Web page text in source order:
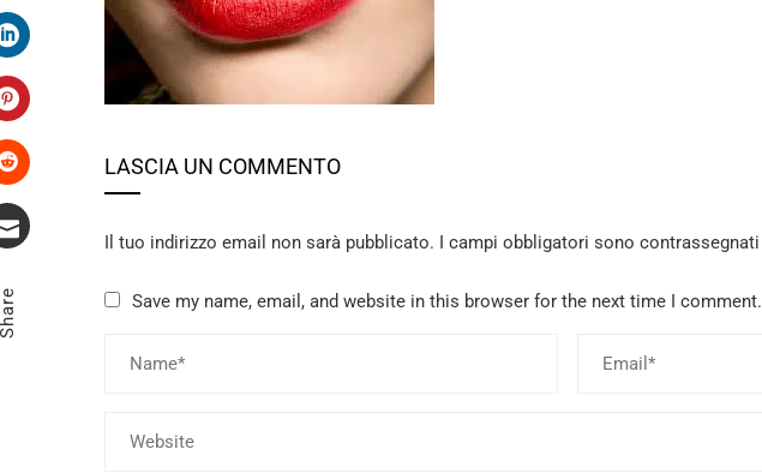
Twitter
LinkedIn
Pinterest
Stumbleupon
LASCIA UN COMMENTO
Il tuo indirizzo email non sarà pubblicato. I campi obbligatori sono contrassegnati
Save my name, email, and website in this browser for the next time I comment.